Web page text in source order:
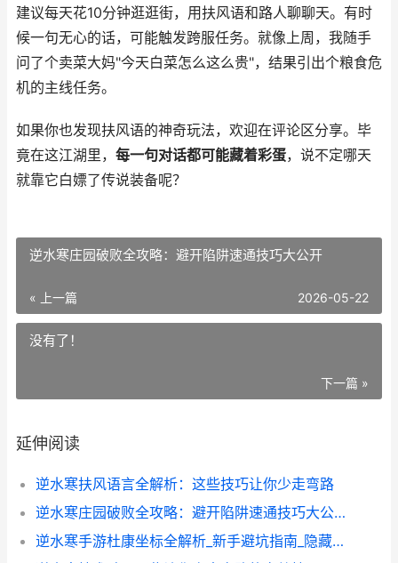
建议每天花10分钟逛逛街，用扶风语和路人聊聊天。有时
候一句无心的话，可能触发跨服任务。就像上周，我随手
问了个卖菜大妈"今天白菜怎么这么贵"，结果引出个粮食危
机的主线任务。
如果你也发现扶风语的神奇玩法，欢迎在评论区分享。毕
竟在这江湖里， 每一句对话都可能藏着彩蛋，说不定哪天
就靠它白嫖了传说装备呢？
逆水寒庄园破败全攻略：避开陷阱速通技巧大公开
« 上一篇 2026-05-22
没有了！
下一篇 »
延伸阅读
逆水寒扶风语言全解析：这些技巧让你少走弯路
逆水寒庄园破败全攻略：避开陷阱速通技巧大公开
逆水寒手游杜康坐标全解析_新手避坑指南_隐藏任务攻略